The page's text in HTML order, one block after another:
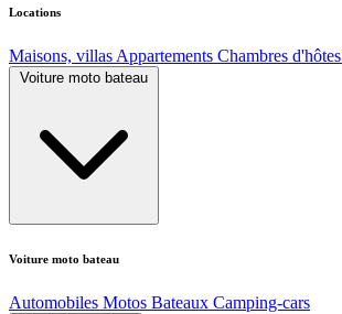
Locations
Maisons, villas Appartements Chambres d'hôtes
Voiture moto bateau
Voiture moto bateau
Automobiles Motos Bateaux Camping-cars